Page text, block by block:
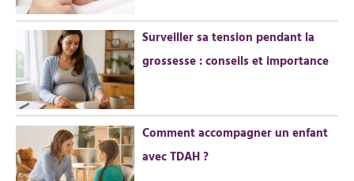
e
:
Surveiller sa tension pendant la
grossesse : conseils et importance
Comment accompagner un enfant
avec TDAH ?